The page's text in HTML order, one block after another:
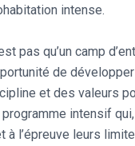
intense.
pas qu’un camp
de
et des valeurs
intensif qui,
à l’épreuve leurs